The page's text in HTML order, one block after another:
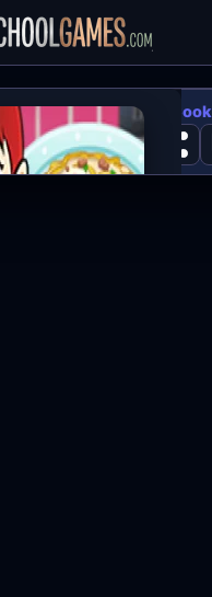
Fettuccine: Sara's
0